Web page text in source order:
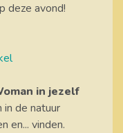
deze avond!
in jezelf
de natuur
en... vinden.